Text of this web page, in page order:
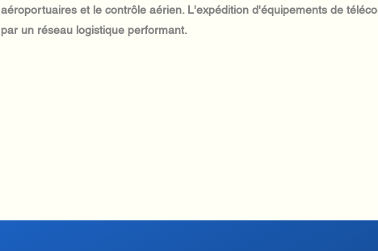
aéroportuaires et le contrôle aérien. L'expédition d'équipements de
par un réseau logistique performant.